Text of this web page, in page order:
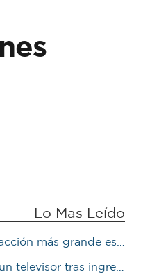
Lo Mas Leído
alumno trabajando": Jorge Vicente se jubiló luego de 38 años en el IPET51
a un quincho en una vivienda de Marcos Juárez